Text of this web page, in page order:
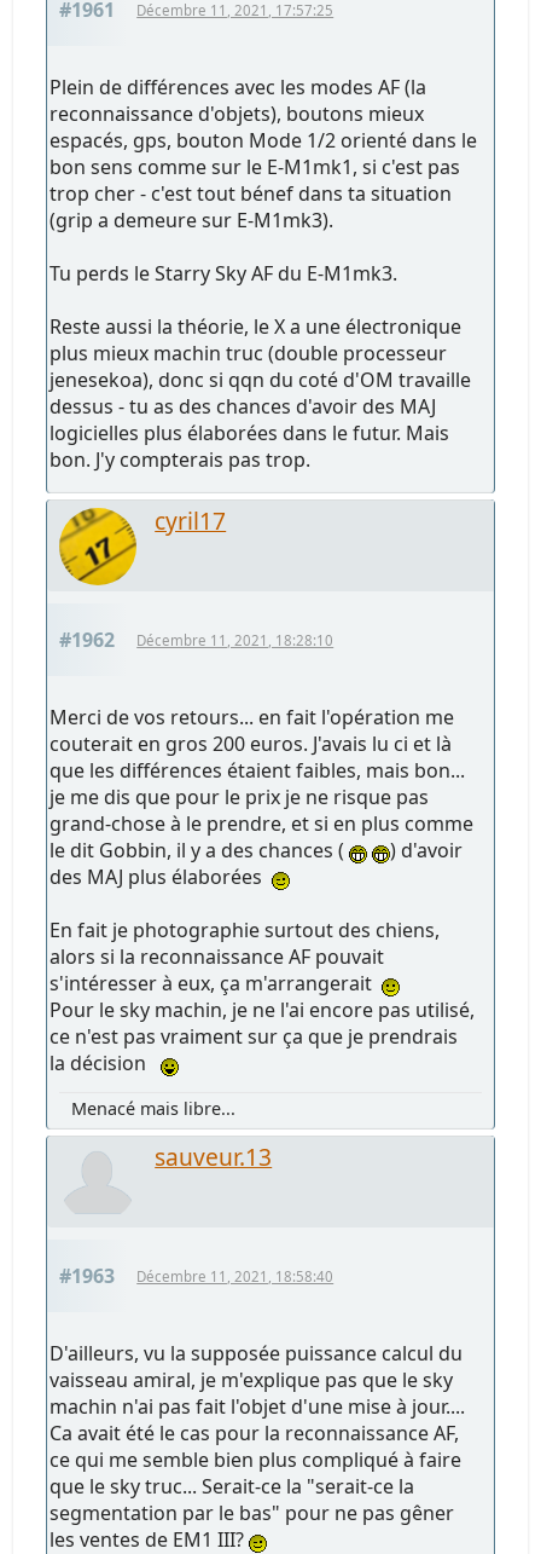
#1961 Décembre 11, 2021, 17:57:25
Plein de différences avec les modes AF (la
reconnaissance d'objets), boutons mieux
espacés, gps, bouton Mode 1/2 orienté dans le
bon sens comme sur le E-M1mk1, si c'est pas
trop cher - c'est tout bénef dans ta situation
(grip a demeure sur E-M1mk3).
Tu perds le Starry Sky AF du E-M1mk3.
Reste aussi la théorie, le X a une électronique
plus mieux machin truc (double processeur
jenesekoa), donc si qqn du coté d'OM travaille
dessus - tu as des chances d'avoir des MAJ
logicielles plus élaborées dans le futur. Mais
bon. J'y compterais pas trop.
cyril17
#1962 Décembre 11, 2021, 18:28:10
Merci de vos retours... en fait l'opération me
couterait en gros 200 euros. J'avais lu ci et là
que les différences étaient faibles, mais bon...
je me dis que pour le prix je ne risque pas
grand-chose à le prendre, et si en plus comme
le dit Gobbin, il y a des chances (
) d'avoir
des MAJ plus élaborées
En fait je photographie surtout des chiens,
alors si la reconnaissance AF pouvait
s'intéresser à eux, ça m'arrangerait
Pour le sky machin, je ne l'ai encore pas utilisé,
ce n'est pas vraiment sur ça que je prendrais
la décision
Menacé mais libre...
sauveur.13
#1963 Décembre 11, 2021, 18:58:40
D'ailleurs, vu la supposée puissance calcul du
vaisseau amiral, je m'explique pas que le sky
machin n'ai pas fait l'objet d'une mise à jour....
Ca avait été le cas pour la reconnaissance AF,
ce qui me semble bien plus compliqué à faire
que le sky truc... Serait-ce la "serait-ce la
segmentation par le bas" pour ne pas gêner
les ventes de EM1 III?